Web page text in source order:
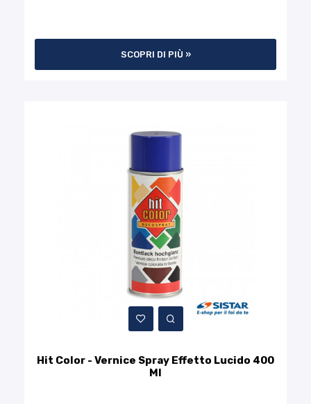
SCOPRI DI PIÙ »
Hit Color - Vernice Spray Effetto Lucido 400
Ml